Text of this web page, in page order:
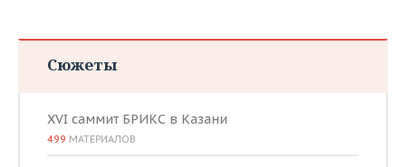
Сюжеты
XVI саммит БРИКС в Казани
499 МАТЕРИАЛОВ